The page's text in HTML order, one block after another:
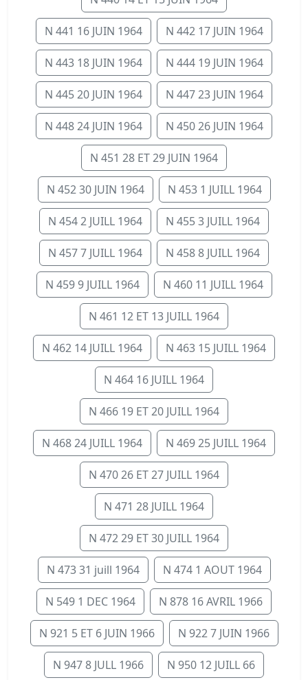
N 441 16 JUIN 1964 N 442 17 JUIN 1964
N 443 18 JUIN 1964 N 444 19 JUIN 1964
N 445 20 JUIN 1964 N 447 23 JUIN 1964
N 448 24 JUIN 1964 N 450 26 JUIN 1964
N 451 28 ET 29 JUIN 1964
N 452 30 JUIN 1964 N 453 1 JUILL 1964
N 454 2 JUILL 1964 N 455 3 JUILL 1964
N 457 7 JUILL 1964 N 458 8 JUILL 1964
N 459 9 JUILL 1964 N 460 11 JUILL 1964
N 461 12 ET 13 JUILL 1964
N 462 14 JUILL 1964 N 463 15 JUILL 1964
N 464 16 JUILL 1964
N 466 19 ET 20 JUILL 1964
N 468 24 JUILL 1964 N 469 25 JUILL 1964
N 470 26 ET 27 JUILL 1964
N 471 28 JUILL 1964
N 472 29 ET 30 JUILL 1964
N 473 31 juill 1964 N 474 1 AOUT 1964
N 549 1 DEC 1964 N 878 16 AVRIL 1966
N 921 5 ET 6 JUIN 1966 N 922 7 JUIN 1966
N 947 8 JULL 1966 N 950 12 JUILL 66